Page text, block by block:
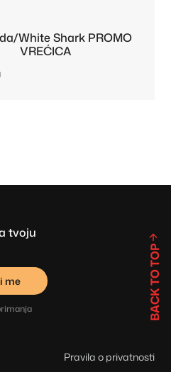
White Shark PROMO
VREĆICA
tvoju
me BACK TO TOP
Pravila o privatnosti